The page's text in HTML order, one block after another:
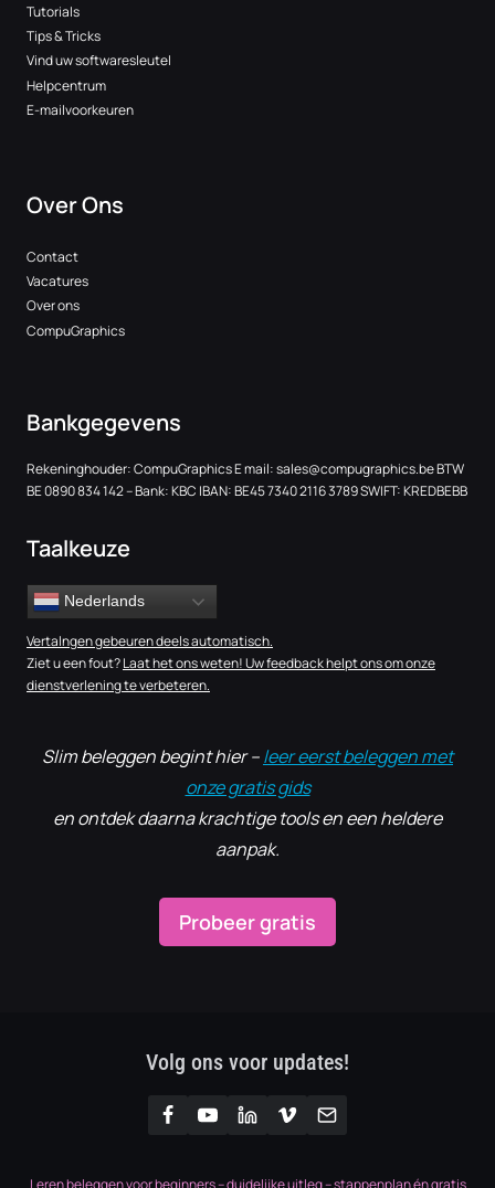
Tutorials
Tips & Tricks
Vind uw softwaresleutel
Helpcentrum
E-mailvoorkeuren
Over Ons
Contact
Vacatures
Over ons
CompuGraphics
Bankgegevens
Rekeninghouder: CompuGraphics E mail:sales@compugraphics.beBTW
BE 0890 834 142 – Bank: KBC IBAN: BE45 7340 2116 3789 SWIFT: KREDBEBB
Taalkeuze
Nederlands
Vertalngen gebeuren deels automatisch.
Ziet u een fout?Laat het ons weten! Uw feedback helpt ons om onze
dienstverlening te verbeteren.
Slim beleggen begint hier –leer eerst beleggen met
onze gratis gids
en ontdek daarna krachtige tools en een heldere
aanpak.
Probeer gratis
Volg ons voor updates!